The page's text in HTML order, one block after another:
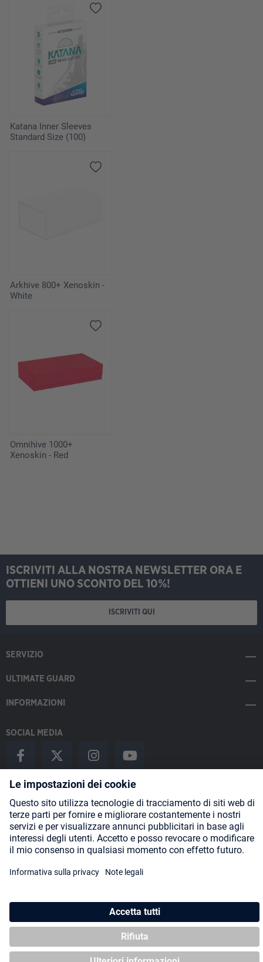
Katana Inner Sleeves
Standard Size (100)
Arkhive 800+ Xenoskin -
White
Omnihive 1000+
Xenoskin - Red
ISCRIVITI ALLA NOSTRA NEWSLETTER ORA E
OTTIENI UNO SCONTO DEL 10%!
ISCRIVITI QUI
SERVIZIO
ULTIMATE GUARD
INFORMAZIONI
SOCIAL MEDIA
Payment Methods
Shipping
* Tutti i prezzi includono l'IVA piùspese di spedizioneed eventuali
spese di spedizione, se non diversamente indicato.